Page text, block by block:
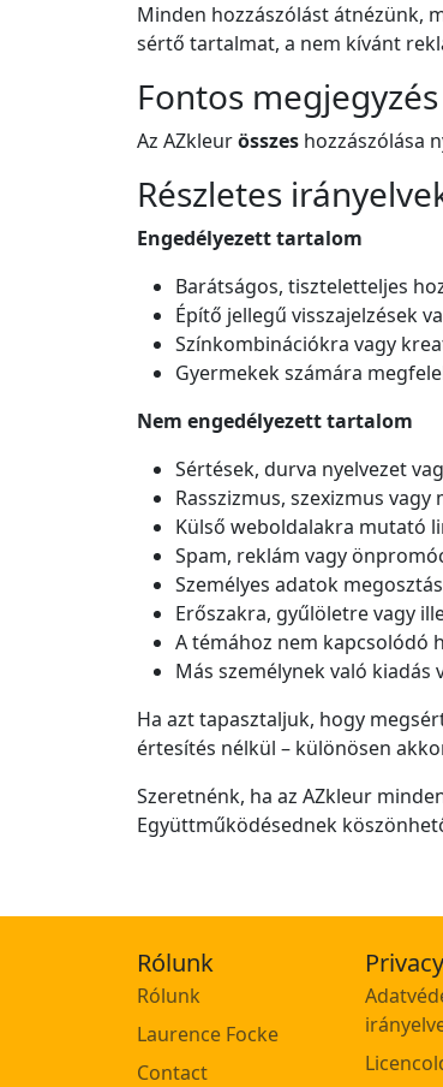
Minden hozzászólást átnézünk,
sértő tartalmat, a nem kívánt
Fontos megjegyzés
Az AZkleurösszes hozzászólása
Részletes
Engedélyezett tartalom
Barátságos, tiszteletteljes
Építő jellegű visszajelzések
Színkombinációkra vagy
Gyermekek számára
Nem engedélyezett tartalom
Sértések, durva nyelvezet
Rasszizmus, szexizmus
Külső weboldalakra mutató
Spam, reklám vagy
Személyes adatok
Erőszakra, gyűlöletre vagy
A témához nem kapcsolódó
Más személynek való
Ha azt tapasztaljuk, hogy
értesítés nélkül – különösen
Szeretnénk, ha az AZkleur
Együttműködésednek
Rólunk
Rólunk
Laurence Focke
Contact
Privacy